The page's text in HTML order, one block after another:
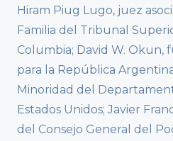
Hiram Piug Lugo, juez
Familia del Tribunal
Columbia; David W. Okun,
para la República
Minoridad del
Estados Unidos; Javier
del Consejo General del